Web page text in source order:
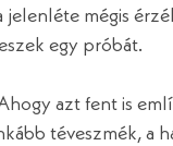
jelenléte mégis
egy próbát.
azt fent is
téveszmék, a